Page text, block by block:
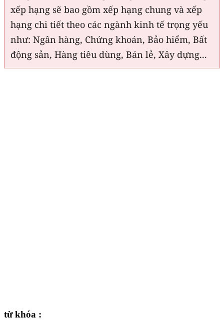
xếp hạng sẽ bao gồm xếp hạng chung và xếp
hạng chi tiết theo các ngành kinh tế trọng yếu
như: Ngân hàng, Chứng khoán, Bảo hiểm, Bất
động sản, Hàng tiêu dùng, Bán lẻ, Xây dựng...
từ khóa :